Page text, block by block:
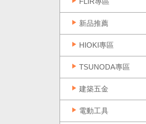
新品推薦
HIOKI專區
TSUNODA專區
建築五金
電動工具